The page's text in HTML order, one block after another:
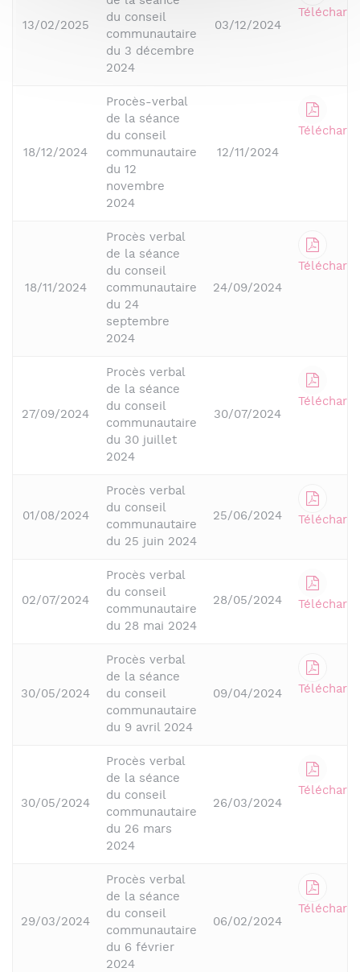
13/02/2025
du conseil
communautaire
du 3 décembre
2024
03/12/2024
18/12/2024
Procès-verbal
de la séance
du conseil
communautaire
du 12
novembre
2024
12/11/2024
18/11/2024
Procès verbal
de la séance
du conseil
communautaire
du 24
septembre
2024
24/09/2024
27/09/2024
Procès verbal
de la séance
du conseil
communautaire
du 30 juillet
2024
30/07/2024
01/08/2024
Procès verbal
du conseil
communautaire
du 25 juin 2024
25/06/2024
02/07/2024
Procès verbal
du conseil
communautaire
du 28 mai 2024
28/05/2024
30/05/2024
Procès verbal
de la séance
du conseil
communautaire
du 9 avril 2024
09/04/2024
30/05/2024
Procès verbal
de la séance
du conseil
communautaire
du 26 mars
2024
26/03/2024
29/03/2024
Procès verbal
de la séance
du conseil
communautaire
du 6 février
2024
06/02/2024